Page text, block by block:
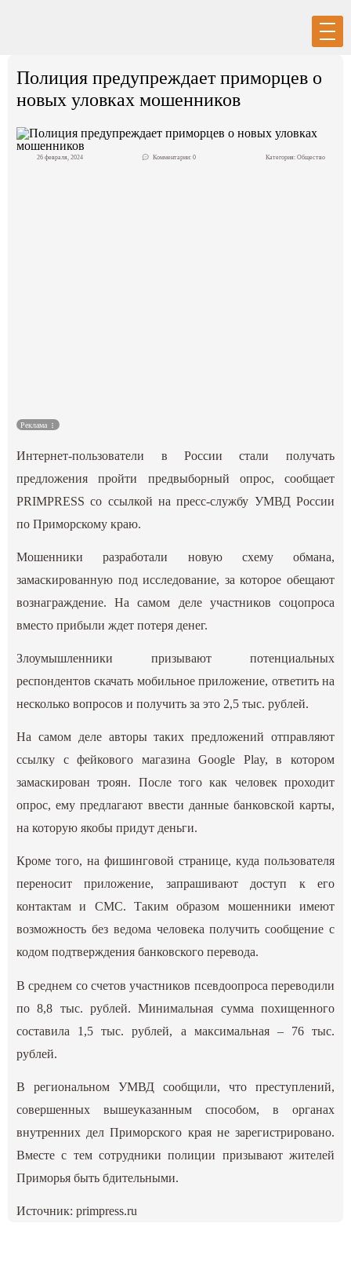
Спецпроекты
ГИД
Полиция предупреждает приморцев о
новых уловках мошенников
26 февраля, 2024 Комментарии: 0 Категория: Общество
Реклама
Интернет-пользователи в России стали получать
предложения пройти предвыборный опрос, сообщает
PRIMPRESS со ссылкой на пресс-службу УМВД России
по Приморскому краю.
Мошенники разработали новую схему обмана,
замаскированную под исследование, за которое обещают
вознаграждение. На самом деле участников соцопроса
вместо прибыли ждет потеря денег.
Злоумышленники призывают потенциальных
респондентов скачать мобильное приложение, ответить на
несколько вопросов и получить за это 2,5 тыс. рублей.
На самом деле авторы таких предложений отправляют
ссылку с фейкового магазина Google Play, в котором
замаскирован троян. После того как человек проходит
опрос, ему предлагают ввести данные банковской карты,
на которую якобы придут деньги.
Кроме того, на фишинговой странице, куда пользователя
переносит приложение, запрашивают доступ к его
контактам и СМС. Таким образом мошенники имеют
возможность без ведома человека получить сообщение с
кодом подтверждения банковского перевода.
В среднем со счетов участников псевдоопроса переводили
по 8,8 тыс. рублей. Минимальная сумма похищенного
составила 1,5 тыс. рублей, а максимальная – 76 тыс.
рублей.
В региональном УМВД сообщили, что преступлений,
совершенных вышеуказанным способом, в органах
внутренних дел Приморского края не зарегистрировано.
Вместе с тем сотрудники полиции призывают жителей
Приморья быть бдительными.
Источник:primpress.ru